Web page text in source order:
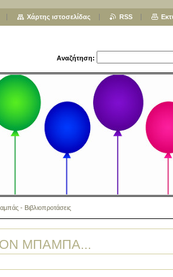
Αναζήτηση:
- Βιβλιοπροτάσεις
ΜΠΑΜΠΑ...
Χάρτης ιστοσελίδας RSS